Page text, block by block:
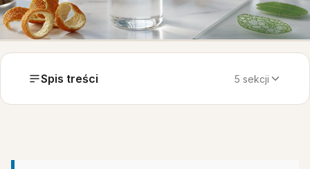
Spis treści 5 sekcji